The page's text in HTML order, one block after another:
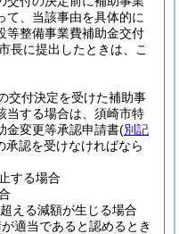
て、当該事由を具体的に
等整備事業費補助金交付
長に提出したときは、こ
交付決定を受けた補助事
当する場合は、須崎市特
金変更等承認申請書(別記
承認を受けなければなら
する場合
える減額が生じる場合
適当であると認めるとき